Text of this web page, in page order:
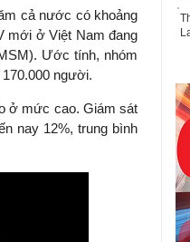
cả nước có khoảng
mới ở Việt Nam đang
Ước tính, nhóm
người.
ở mức cao. Giám sát
nay 12%, trung bình